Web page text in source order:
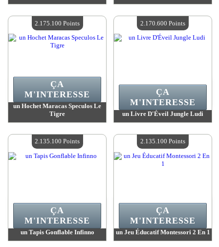
Quantité Disponible :4
Quantité Disponible :4
un Hochet Maracas Speculos Le
Tigre
Quantité Disponible :4
ÇA
M'INTERESSE
2.175.100 Points
un Livre D'Éveil Jungle Ludi
Quantité Disponible :4
ÇA
M'INTERESSE
2.170.600 Points
un Tapis Gonflable Infinno
ÇA
M'INTERESSE
2.135.100 Points
un Jeu Éducatif Montessori 2 En 1
ÇA
M'INTERESSE
2.135.100 Points